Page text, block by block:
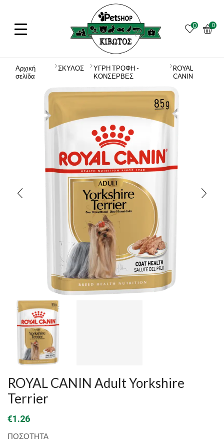
0 0
Αρχική
σελίδα
ΣΚΥΛΟΣ
ΥΓΡΗ ΤΡΟΦΗ -
ΚΟΝΣΕΡΒΕΣ
ROYAL
CANIN
ROYAL CANIN Adult Yorkshire
Terrier
€1.26
ΠΟΣΟΤΗΤΑ